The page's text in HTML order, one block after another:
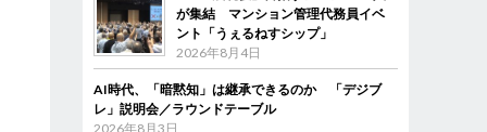
が集結 マンション管理代務員イベ
ント「うぇるねすシップ」
2026年8月4日
AI時代、「暗黙知」は継承できるのか 「デジブ
レ」説明会／ラウンドテーブル
2026年8月3日